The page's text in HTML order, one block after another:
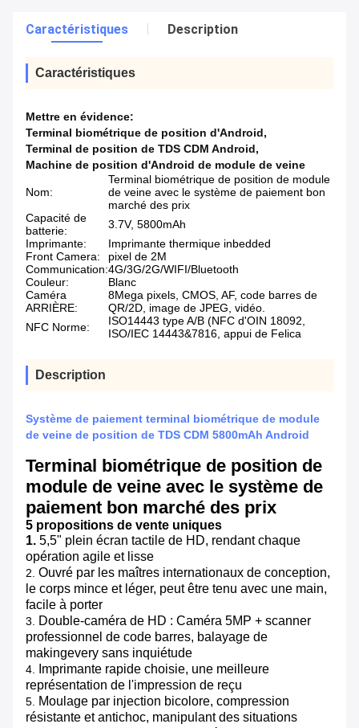
Caractéristiques Description
Caractéristiques
Mettre en évidence:
Terminal biométrique de position d'Android,
Terminal de position de TDS CDM Android,
Machine de position d'Android de module de veine
Nom:
Terminal biométrique de position de module
de veine avec le système de paiement bon
marché des prix
Capacité de
batterie:
3.7V, 5800mAh
Imprimante:
Imprimante thermique inbedded
Front Camera:
pixel de 2M
Communication:4G/3G/2G/WIFI/Bluetooth
Couleur:
Blanc
Caméra
ARRIÈRE:
8Mega pixels, CMOS, AF, code barres de
QR/2D, image de JPEG, vidéo.
NFC Norme:
ISO14443 type A/B (NFC d'OIN 18092,
ISO/IEC 14443&7816, appui de Felica
Description
Système de paiement terminal biométrique de module
de veine de position de TDS CDM 5800mAh Android
Terminal biométrique de position de
module de veine avec le système de
paiement bon marché des prix
5 propositions de vente uniques
1. 5,5" plein écran tactile de HD, rendant chaque
opération agile et lisse
2. Ouvré par les maîtres internationaux de conception,
le corps mince et léger, peut être tenu avec une main,
facile à porter
3. Double-caméra de HD : Caméra 5MP + scanner
professionnel de code barres, balayage de
makingevery sans inquiétude
4.
Imprimante rapide choisie, une meilleure
représentation de l'impression de reçu
5. Moulage par injection bicolore, compression
résistante et antichoc, manipulant des situations